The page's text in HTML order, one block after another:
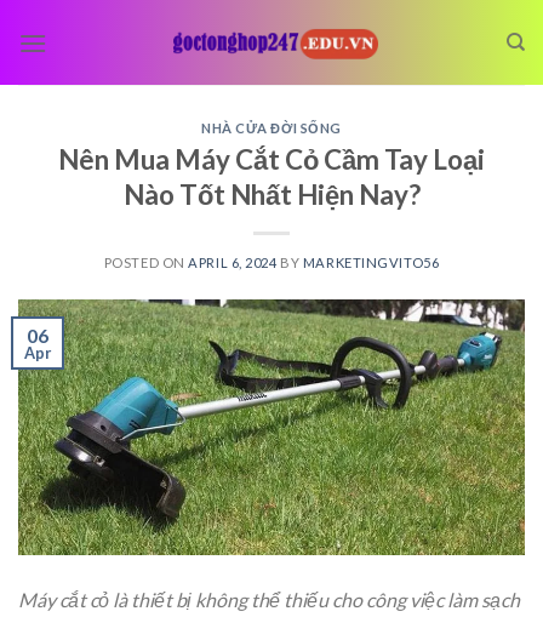
NHÀ CỬA ĐỜI SỐNG
Nên Mua Máy Cắt Cỏ Cầm Tay Loại
Nào Tốt Nhất Hiện Nay?
POSTED ON APRIL 6, 2024 BY MARKETINGVITO56
06
Apr
Máy cắt cỏ là thiết bị không thể thiếu cho công việc làm sạch